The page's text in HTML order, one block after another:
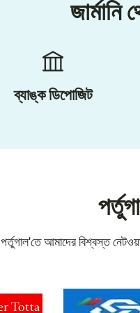
ব্যাঙ্ক ডিপোজিট
পর্তুগাল'তে আমাদের বিশ্বস্ত